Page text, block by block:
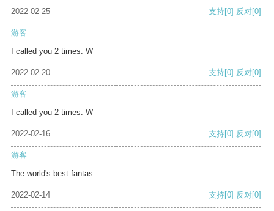
2022-02-25 支持[0] 反对[0]
游客
I called you 2 times. W
2022-02-20 支持[0] 反对[0]
游客
I called you 2 times. W
2022-02-16 支持[0] 反对[0]
游客
The world's best fantas
2022-02-14 支持[0] 反对[0]